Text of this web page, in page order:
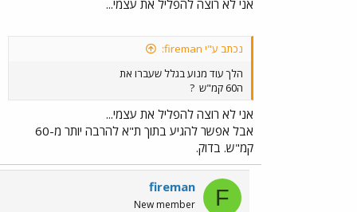
אני לא רוצה להפליל את עצמי...
נכתב ע"י fireman:
הלך עוד מנוע בגלל שעברו את
ה60 קמ"ש
?
אני לא רוצה להפליל את עצמי...
אבל אפשר להגיע בתוך ת"א להרבה יותר מ-60
קמ"ש. בדוק.
F
fireman
New member